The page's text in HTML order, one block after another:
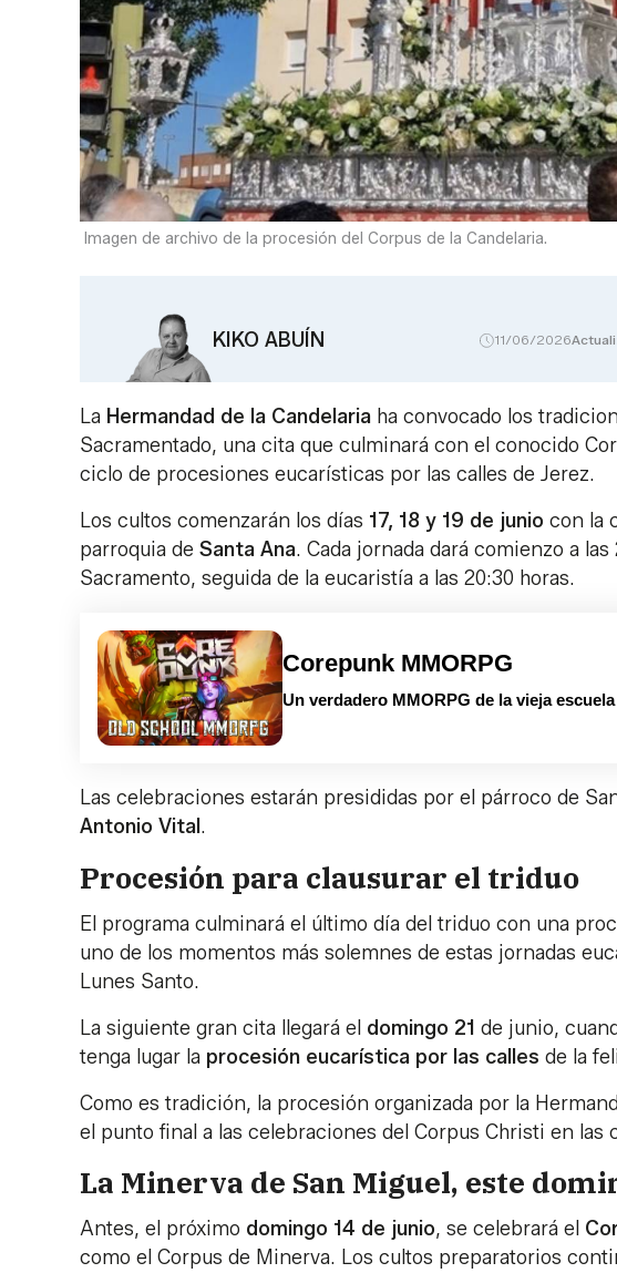
Imagen de archivo de la procesión del Corpus de la Candelaria.
KIKO ABUÍN 11/06/2026
La Hermandad de la Candelaria ha convocado los
Sacramentado, una cita que culminará con el conocido
ciclo de procesiones eucarísticas por las calles de Jerez.
Los cultos comenzarán los días 17, 18 y 19 de junio con la
parroquia de Santa Ana. Cada jornada dará comienzo a
Sacramento, seguida de la eucaristía a las 20:30 horas.
Corepunk MMORPG
Un verdadero MMORPG de la vieja
Las celebraciones estarán presididas por el párroco de
Antonio Vital .
Procesión para clausurar el triduo
El programa culminará el último día del triduo con una
uno de los momentos más solemnes de estas jornadas
Lunes Santo.
La siguiente gran cita llegará el domingo 21 de junio,
tenga lugar la procesión eucarística por las calles de la
Como es tradición, la procesión organizada por la
el punto final a las celebraciones del Corpus Christi en las
La Minerva de San Miguel, este
Antes, el próximo domingo 14 de junio, se celebrará el
como el Corpus de Minerva. Los cultos preparatorios